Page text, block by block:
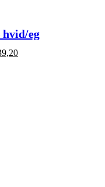
hvid/eg
Current